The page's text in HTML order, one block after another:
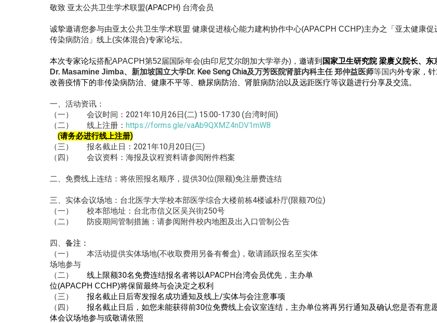
敬致 亚太公共卫生学术联盟(APACPH) 台湾会员
诚挚邀请您参与由亚太公共卫生学术联盟 健康促进核心能力建构协作中心(APACPH CCHP)主办之「亚太健康促
传染病防治」线上(实体混合)专家论坛。
本次专家论坛搭配APACPH第52届国际年会(由印尼艾尔朗加大学举办) ， 邀请到 国家卫生研究院 梁赓义院长、东
Dr. Masamine Jimba、新加坡国立大学Dr. Kee Seng Chia及万芳医院肾脏内科主任 郑仲益医师等国内外专家，
改善疫情下的非传染病防治、 健康不平等、糖尿病防治、 肾脏病防治以及远距医疗等议题进行分享及交流。
一、 活动资讯：
（一） 会议时间：2021年10月26日(二) 15:00-17:30 (台湾时间)
（二） 线上注册： https://forms.gle/vaAb9QXMZ4nDV1mW8
(请务必进行线上注册)
（三） 报名截止日：2021年10月20日(三)
（四） 会议资料：海报及议程资料请参阅附件档案
二、 免费线上连结：将依照报名顺序，提供30位(限额)免注册费连结
三、 实体会议场地：台北医学大学校本部医学综合大楼前栋4楼诚朴厅(限额70位)
（一） 校本部地址：台北市信义区吴兴街250号
（二） 防疫期间管制措施：请参阅附件校内地图及出入口管制公告
四、 备注：
（一） 本活动提供实体场地(不收取费用另备有餐盒)， 敬请踊跃报名至实体
场地参与
（二） 线上限额30名免费连结报名者将以APACPH台湾会员优先 ， 主办单
位(APACPH CCHP)将保留最终与会决定之权利
（三） 报名截止日后寄发报名成功通知及线上/实体与会注意事项
（四） 报名截止日后，如您未能获得前30位免费线上会议室连结， 主办单位将再另行通知及确认您是否有意
体会议场地参与或敬请依照